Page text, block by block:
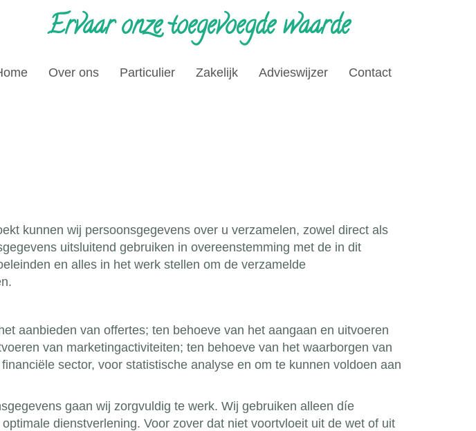
Over ons Particulier Zakelijk Advieswijzer Contact
Ervaar onze toegevoegde waarde
kunnen wij persoonsgegevens over u verzamelen, zowel direct als
uitsluitend gebruiken in overeenstemming met de in dit
en alles in het werk stellen om de verzamelde
aanbieden van offertes; ten behoeve van het aangaan en uitvoeren
van marketingactiviteiten; ten behoeve van het waarborgen van
sector, voor statistische analyse en om te kunnen voldoen aan
gaan wij zorgvuldig te werk. Wij gebruiken alleen díe
dienstverlening. Voor zover dat niet voortvloeit uit de wet of uit